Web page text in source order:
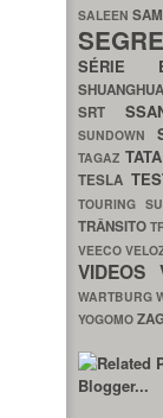
SALEEN
SÉRIE
SRT
SUNDOWN
TAGAZ TATA
TESLA
TOURING
TRÂNSITO
VEECO
VIDEOS
WARTBURG
YOGOMO